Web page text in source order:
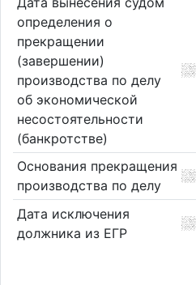
определения о
прекращении
(завершении)
производства по делу
об экономической
несостоятельности
(банкротстве)
Основания прекращения
производства по делу
Дата исключения
должника из ЕГР